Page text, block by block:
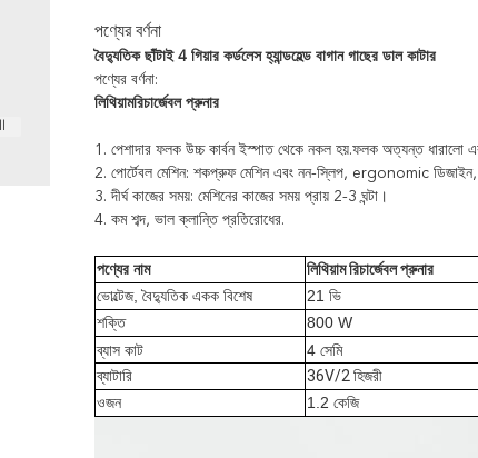
পণ্যের বর্ণনা
বৈদ্যুতিক ছাঁটাই 4 গিয়ার কর্ডলেস হ্যান্ডহেল্ড বাগান গাছের ডাল কাটার
পণ্যের বর্ণনা:
লিথিয়ামরিচার্জেবল প্রুনার
1. পেশাদার ফলক উচ্চ কার্বন ইস্পাত থেকে নকল হয়.ফলক অত্যন্ত ধারালো
2. পোর্টেবল মেশিন: শকপ্রুফ মেশিন এবং নন-স্লিপ, ergonomic ডিজাইন,
3. দীর্ঘ কাজের সময়: মেশিনের কাজের সময় প্রায় 2-3 ঘন্টা।
4. কম শব্দ, ভাল ক্লান্তি প্রতিরোধের.
পণ্যের নাম
লিথিয়াম রিচার্জেবল প্রুনার
ভোল্টেজ, বৈদ্যুতিক একক বিশেষ
21 ভি
শক্তি
800 W
ব্যাস কাট 4 সেমি
ব্যাটারি
36V/2 হিজরী
ওজন
1.2 কেজি